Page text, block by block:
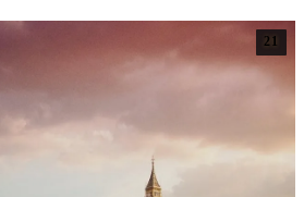
21